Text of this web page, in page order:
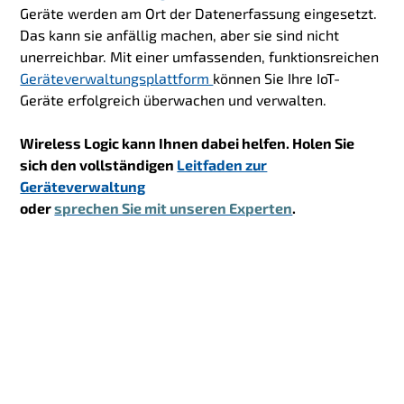
Geräte werden am Ort der Datenerfassung eingesetzt.
Das kann sie anfällig machen, aber sie sind nicht
unerreichbar. Mit einer umfassenden, funktionsreichen
Geräteverwaltungsplattform können Sie Ihre IoT-
Geräte erfolgreich überwachen und verwalten.
Wireless Logic kann Ihnen dabei helfen. Holen Sie
sich den vollständigen Leitfaden zur
Geräteverwaltung
odersprechen Sie mit unseren Experten.